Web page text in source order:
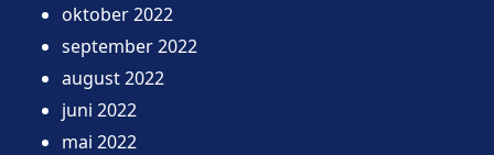
oktober 2022
september 2022
august 2022
juni 2022
mai 2022